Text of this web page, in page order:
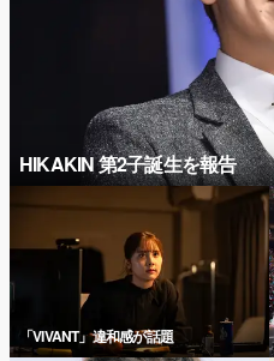
HIKAKIN 第2子誕生を報告
「VIVANT」違和感が話題